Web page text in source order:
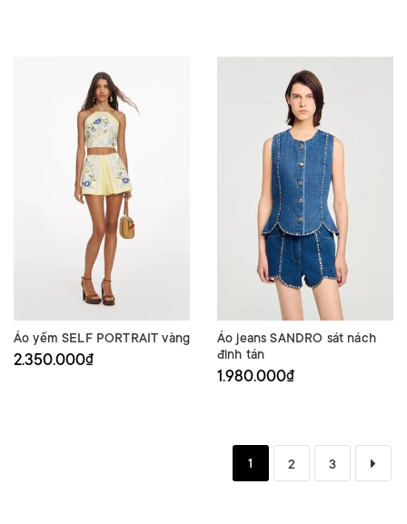
Áo yếm SELF PORTRAIT vàng
2.350.000₫
Áo jeans SANDRO sát nách
đinh tán
1.980.000₫
1 2 3